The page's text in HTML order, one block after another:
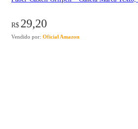
R$ 29,20
Vendido por: Oficial Amazon